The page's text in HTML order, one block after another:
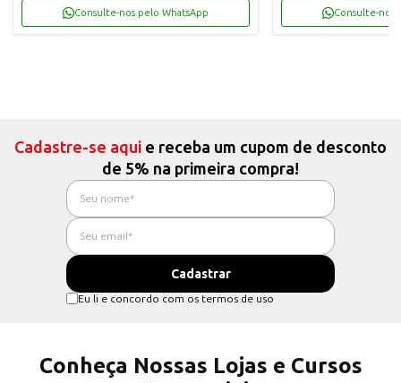
Consulte-nos pelo WhatsApp Consulte-nos
Cadastre-se aqui e receba um cupom de desconto
de 5% na primeira compra!
Eu li e concordo com os termos de uso
Conheça Nossas Lojas e Cursos